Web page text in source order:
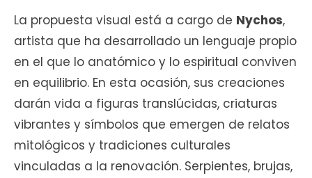
La propuesta visual está a cargo de Nychos,
artista que ha desarrollado un lenguaje propio
en el que lo anatómico y lo espiritual conviven
en equilibrio. En esta ocasión, sus creaciones
darán vida a figuras translúcidas, criaturas
vibrantes y símbolos que emergen de relatos
mitológicos y tradiciones culturales
vinculadas a la renovación. Serpientes, brujas,